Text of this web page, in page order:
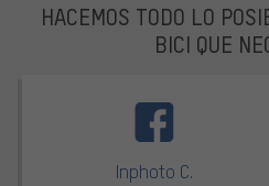
HACEMOS TODO LO
BICI QUE
Inphoto C.